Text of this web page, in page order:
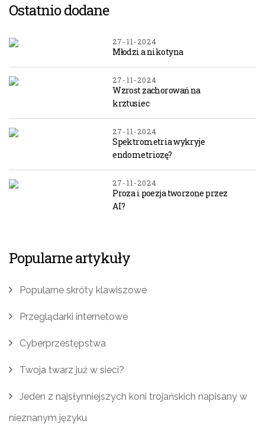
Ostatnio dodane
27-11-2024
Młodzi a nikotyna
27-11-2024
Wzrost zachorowań na
krztusiec
27-11-2024
Spektrometria wykryje
endometriozę?
27-11-2024
Proza i poezja tworzone przez
AI?
Popularne artykuły
Popularne skróty klawiszowe
Przeglądarki internetowe
Cyberprzestępstwa
Twoja twarz już w sieci?
Jeden z najsłynniejszych koni trojańskich napisany w
nieznanym języku